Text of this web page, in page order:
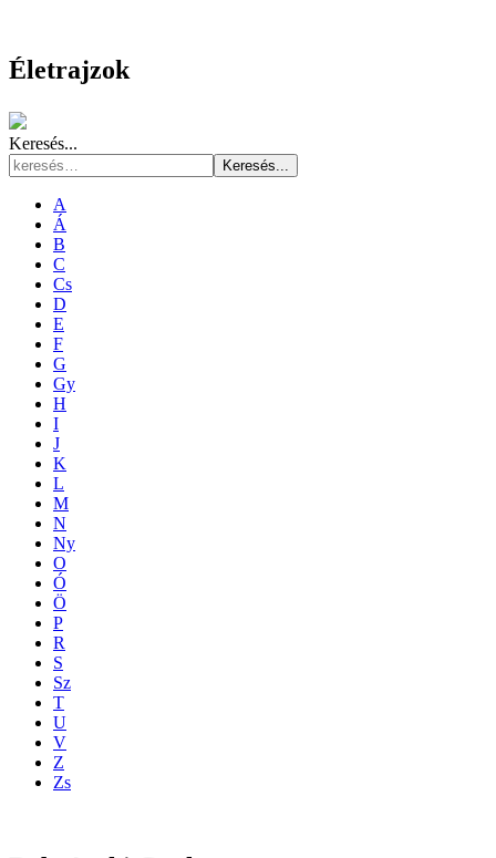
Életrajzok
Keresés...
Keresés...
A
Á
B
C
Cs
D
E
F
G
Gy
H
I
J
K
L
M
N
Ny
O
Ó
Ö
P
R
S
Sz
T
U
V
Z
Zs